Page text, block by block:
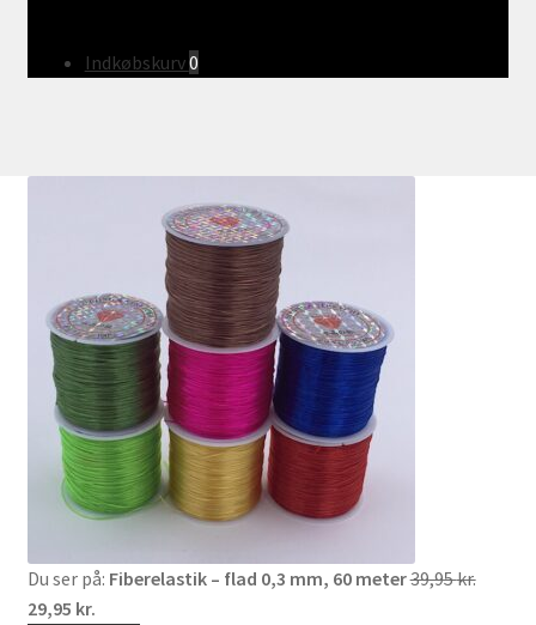
Indkøbskurv0
Du ser på: Fiberelastik – flad 0,3 mm, 60 meter39,95kr.Den
29,95 kr.